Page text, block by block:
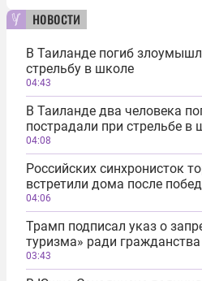
новости
В Таиланде погиб
стрельбу в школе
04:43
В Таиланде два человека
пострадали при стрельбе в
04:08
Российских синхронисток
встретили дома после
04:06
Трамп подписал указ о
туризма» ради
03:43